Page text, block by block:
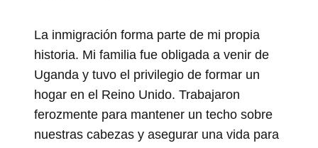
La inmigración forma parte de mi propia
historia. Mi familia fue obligada a venir de
Uganda y tuvo el privilegio de formar un
hogar en el Reino Unido. Trabajaron
ferozmente para mantener un techo sobre
nuestras cabezas y asegurar una vida para